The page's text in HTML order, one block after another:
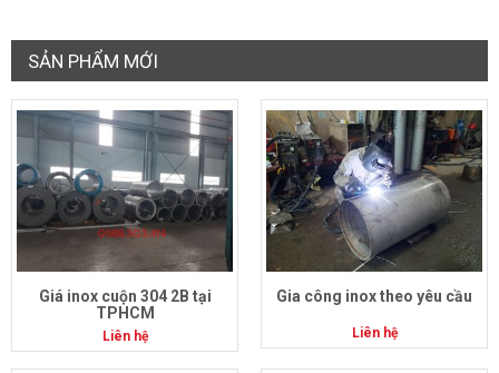
SẢN PHẨM MỚI
Giá inox cuộn 304 2B tại
TPHCM
Liên hệ
Gia công inox theo yêu cầu
Liên hệ